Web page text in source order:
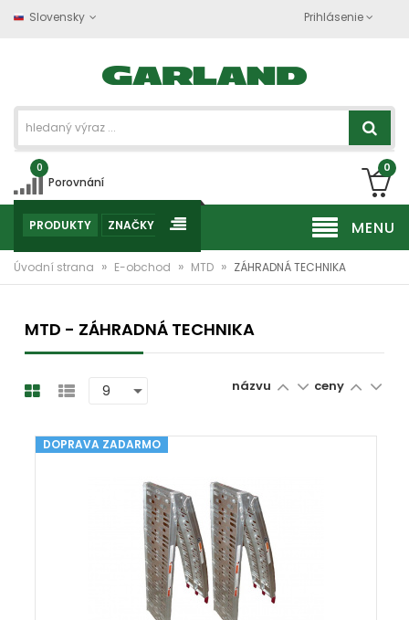
Slovensky Prihlásenie
0
Porovnání
0
MENU
PRODUKTY ZNAČKY
Úvodní strana » E-obchod » MTD » ZÁHRADNÁ TECHNIKA
MTD - ZÁHRADNÁ TECHNIKA
názvu ceny
DOPRAVA ZADARMO